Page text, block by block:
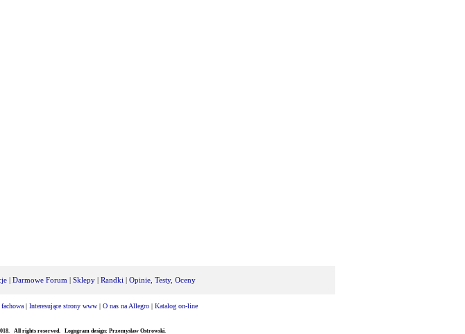
| Darmowe Forum | Sklepy | Randki | Opinie, Testy, Oceny
| Interesujące strony www | O nas na Allegro | Katalog on-line
All rights reserved. Logogram design: Przemysław Ostrowski.